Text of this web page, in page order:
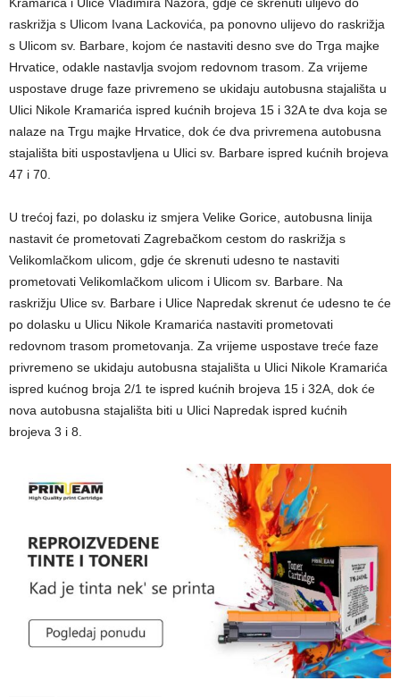
raskrižja s Ulicom Ivana Lackovića, pa ponovno ulijevo do raskrižja
s Ulicom sv. Barbare, kojom će nastaviti desno sve do Trga majke
Hrvatice, odakle nastavlja svojom redovnom trasom. Za vrijeme
uspostave druge faze privremeno se ukidaju autobusna stajališta u
Ulici Nikole Kramarića ispred kućnih brojeva 15 i 32A te dva koja se
nalaze na Trgu majke Hrvatice, dok će dva privremena autobusna
stajališta biti uspostavljena u Ulici sv. Barbare ispred kućnih brojeva
47 i 70.
U trećoj fazi, po dolasku iz smjera Velike Gorice, autobusna linija
nastavit će prometovati Zagrebačkom cestom do raskrižja s
Velikomlačkom ulicom, gdje će skrenuti udesno te nastaviti
prometovati Velikomlačkom ulicom i Ulicom sv. Barbare. Na
raskrižju Ulice sv. Barbare i Ulice Napredak skrenut će udesno te će
po dolasku u Ulicu Nikole Kramarića nastaviti prometovati
redovnom trasom prometovanja. Za vrijeme uspostave treće faze
privremeno se ukidaju autobusna stajališta u Ulici Nikole Kramarića
ispred kućnog broja 2/1 te ispred kućnih brojeva 15 i 32A, dok će
nova autobusna stajališta biti u Ulici Napredak ispred kućnih
brojeva 3 i 8.